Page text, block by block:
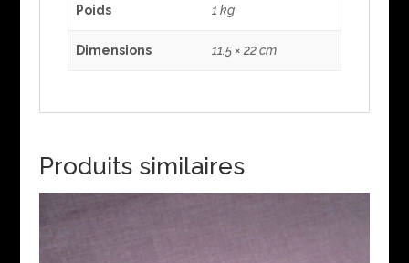
Poids 1 kg
Dimensions 11.5 × 22 cm
Produits similaires